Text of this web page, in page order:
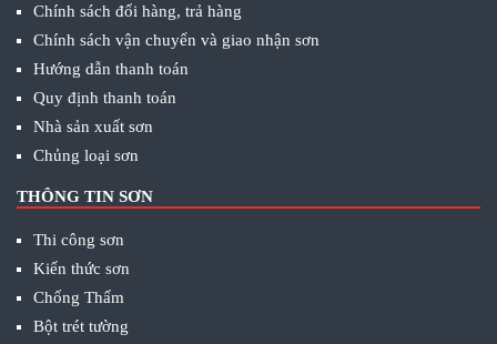
Chính sách đổi hàng, trả hàng
Chính sách vận chuyển và giao nhận sơn
Hướng dẫn thanh toán
Quy định thanh toán
Nhà sản xuất sơn
Chủng loại sơn
THÔNG TIN SƠN
Thi công sơn
Kiến thức sơn
Chống Thấm
Bột trét tường